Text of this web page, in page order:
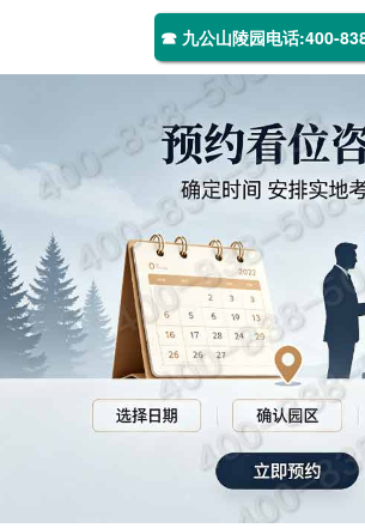
☎ 九公山陵园电话:400-